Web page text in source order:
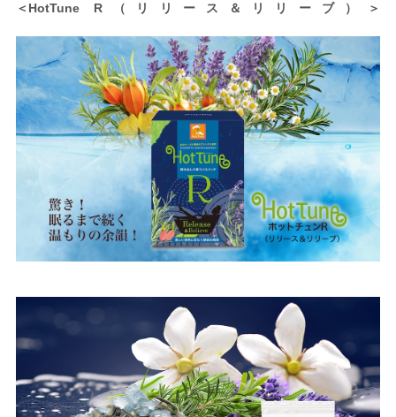
＜HotTune R（リリース＆リリーブ）＞